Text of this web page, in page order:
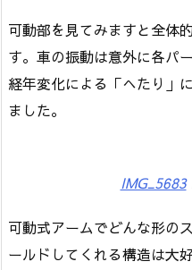
可動部を見てみますと全体
す。車の振動は意外に各パ
経年変化による「へたり」
ました。
IMG_5683
可動式アームでどんな形の
ールドしてくれる構造は大